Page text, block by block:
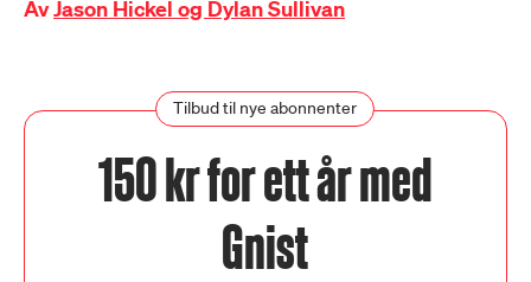
AvJason Hickel og Dylan Sullivan
Tilbud til nye abonnenter
150 kr for ett år med
Gnist